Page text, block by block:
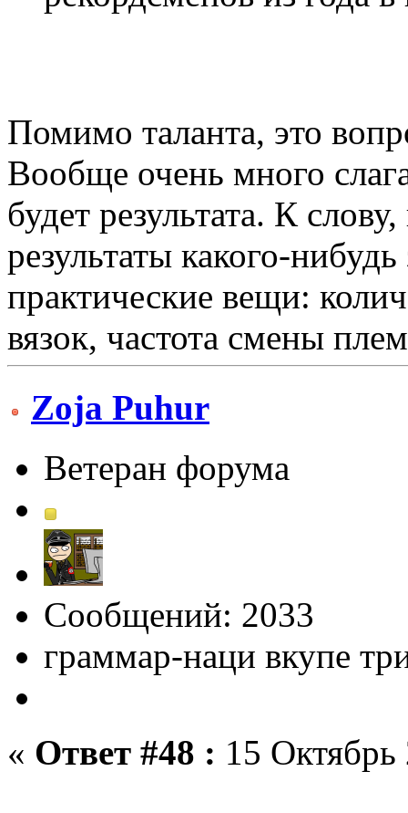
Помимо таланта, это
Вообще очень много
будет результата. К
результаты какого-
практические вещи:
вязок, частота смены
Zoja Puhur
Ветеран форума
Сообщений: 2033
граммар-наци вкупе
« Ответ #48 : 15